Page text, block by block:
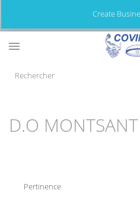
Create

D.O MONTSANT
Pertinence